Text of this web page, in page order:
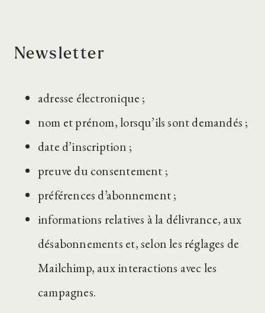
Newsletter
adresse électronique ;
nom et prénom, lorsqu’ils sont demandés ;
date d’inscription ;
preuve du consentement ;
préférences d’abonnement ;
informations relatives à la délivrance, aux
désabonnements et, selon les réglages de
Mailchimp, aux interactions avec les
campagnes.